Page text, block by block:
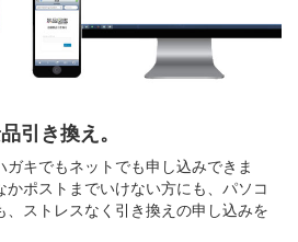
引き換え。
キでもネットでも申し込みできま
ポストまでいけない方にも、パソコ
、ストレスなく引き換えの申し込みを